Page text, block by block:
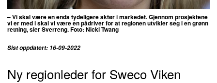
– Vi skal være en enda tydeligere aktør i markedet. Gjennom prosjektene
vi er med i skal vi være en pådriver for at regionen utvikler seg i en grønn
retning,sier Sverreng. Foto: Nicki Twang
Sist oppdatert: 16-09-2022
Ny regionleder for Sweco Viken